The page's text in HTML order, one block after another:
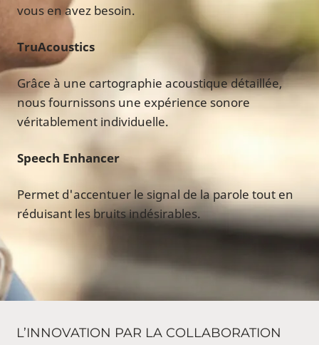
vous en avez besoin.
TruAcoustics
Grâce à une cartographie acoustique détaillée,
nous fournissons une expérience sonore
véritablement individuelle.
Speech Enhancer
Permet d'accentuer le signal de la parole tout en
réduisant les bruits indésirables.
L’INNOVATION PAR LA COLLABORATION